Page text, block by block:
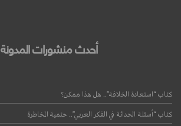
أحدث منشورات المدونة
كتاب “استعادة الخلافة”.. هل هذا ممكن؟
كتاب “أسئلة الحداثة في الفكر العربي”.. حتمية المخاطرة